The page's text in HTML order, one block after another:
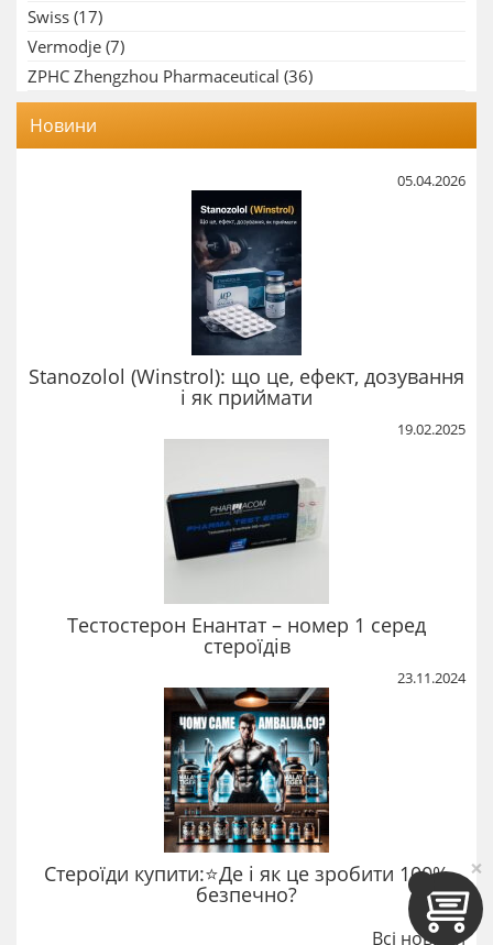
Swiss (17)
Vermodje (7)
ZPHC Zhengzhou Pharmaceutical (36)
Новини
05.04.2026
Stanozolol (Winstrol): що це, ефект, дозування
і як приймати
19.02.2025
Тестостерон Енантат – номер 1 серед
стероїдів
23.11.2024
Стероїди купити:⭐Де і як це зробити 100%
безпечно?
Всі новини
×